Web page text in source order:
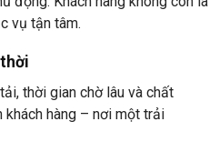
vụ tận tâm.
thời gian chờ lâu và chất
khách hàng – nơi một trải